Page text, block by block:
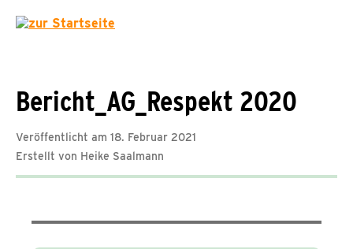
Bericht_AG_Respekt 2020
Veröffentlicht am 18. Februar 2021
Erstellt von Heike Saalmann